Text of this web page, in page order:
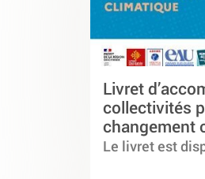
Livret
collectivités
changement
Le livret est